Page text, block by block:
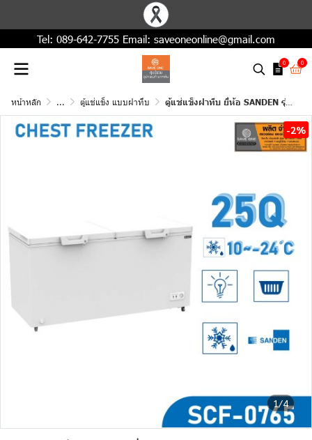
Tel: 089-642-7755 Email: saveoneonline@gmail.com
0 0
หน้าหลัก ... ตู้แช่แข็ง แบบฝาทึบ ตู้แช่แข็งฝาทึบ ยี่ห้อ SANDEN รุ่น SCF-0765 ขนาดความจุ 708 ลิตร (26.5คิว)
1/4
-2%